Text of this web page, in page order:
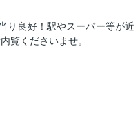
り良好！駅やスーパー等が近
覧くださいませ。